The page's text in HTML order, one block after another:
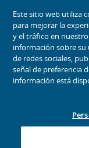
Viajar con Nosotros
Herramientas del
iconos de medios
Este sitio web utiliza
para mejorar la
y el tráfico en
información sobre
de redes sociales,
señal de preferencia
información está